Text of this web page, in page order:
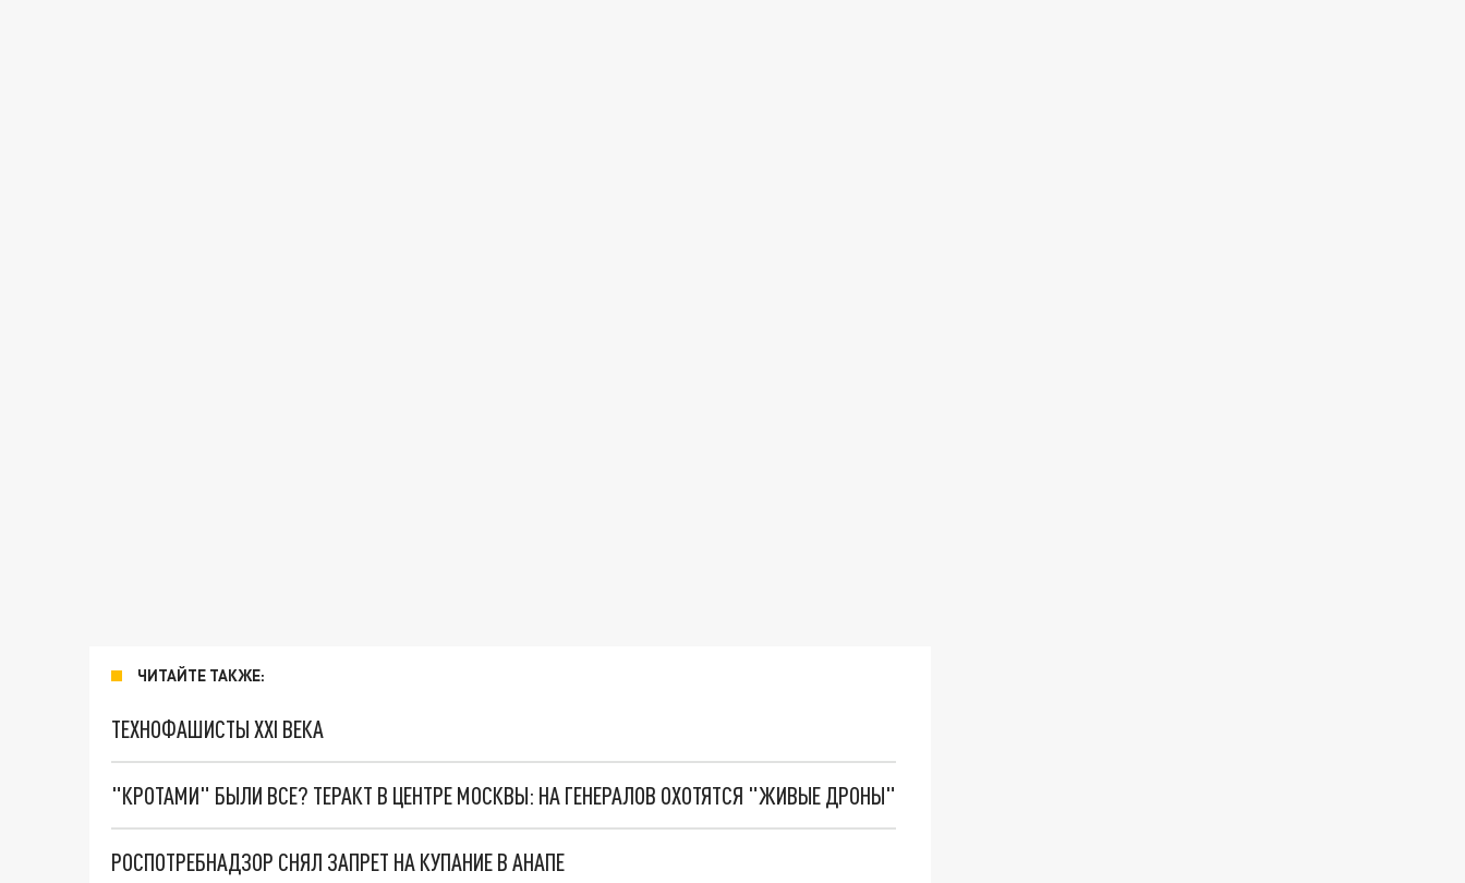
ЧИТАЙТЕ ТАКЖЕ:
ТЕХНОФАШИСТЫ XXI ВЕКА
"КРОТАМИ" БЫЛИ ВСЕ? ТЕРАКТ В ЦЕНТРЕ МОСКВЫ: НА ГЕНЕРАЛОВ ОХОТЯТСЯ "ЖИВЫЕ ДРОНЫ"
РОСПОТРЕБНАДЗОР СНЯЛ ЗАПРЕТ НА КУПАНИЕ В АНАПЕ